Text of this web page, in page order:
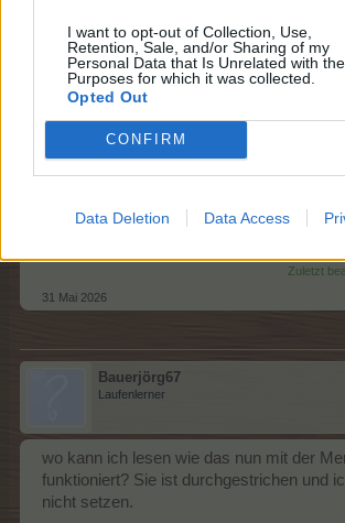
I want to opt-out of Collection, Use,
Retention, Sale, and/or Sharing of my
Personal Data that Is Unrelated with the
Purposes for which it was collected.
Opted Out
CONFIRM
Data Deletion Data Access
Auch mal "Danke BP" sage.
PS.:
Irritieren tut mich seit langem der Layer.
"40% mehr EP oder TEP (abhängig vom
Wirkt das Federvieh nur auf dem Feld wo
Zuletzt
31 Mai 2026
Bauerjörg67
Laufenlerner
wo kann ich lesen wie das nun mit der
funktioniert? Sie ist durchgestrichen und
nicht setzen.